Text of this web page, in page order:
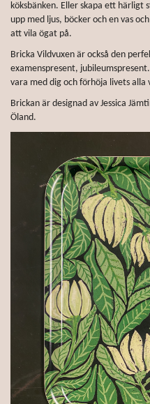
köksbänken. Eller skapa ett härligt
upp med ljus, böcker och en vas
att vila ögat på.
Bricka Vildvuxen är också den
examenspresent,
vara med dig och förhöja livets alla
Brickan är designad av Jessica
Öland.